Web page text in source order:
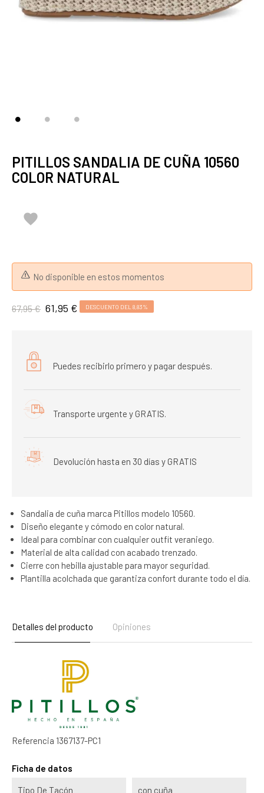
PITILLOS SANDALIA DE CUÑA 10560
COLOR NATURAL

No disponible en estos momentos
67,95 € 61,95 € DESCUENTO DEL 8,83%
Puedes recibirlo primero y pagar después.
Transporte urgente y GRATIS.
Devolución hasta en 30 días y GRATIS
Sandalia de cuña marca Pitillos modelo 10560.
Diseño elegante y cómodo en color natural.
Ideal para combinar con cualquier outfit veraniego.
Material de alta calidad con acabado trenzado.
Cierre con hebilla ajustable para mayor seguridad.
Plantilla acolchada que garantiza confort durante todo el día.
Detalles del producto Opiniones
Referencia 1367137-PC1
Ficha de datos
Tipo De Tacón con cuña